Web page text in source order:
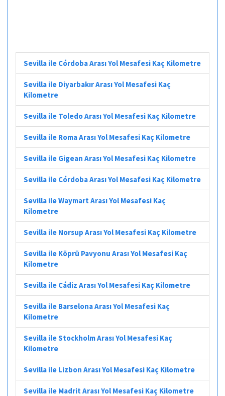
Sevilla ile Córdoba Arası Yol Mesafesi Kaç Kilometre
Sevilla ile Diyarbakır Arası Yol Mesafesi Kaç
Kilometre
Sevilla ile Toledo Arası Yol Mesafesi Kaç Kilometre
Sevilla ile Roma Arası Yol Mesafesi Kaç Kilometre
Sevilla ile Gigean Arası Yol Mesafesi Kaç Kilometre
Sevilla ile Córdoba Arası Yol Mesafesi Kaç Kilometre
Sevilla ile Waymart Arası Yol Mesafesi Kaç
Kilometre
Sevilla ile Norsup Arası Yol Mesafesi Kaç Kilometre
Sevilla ile Köprü Pavyonu Arası Yol Mesafesi Kaç
Kilometre
Sevilla ile Cádiz Arası Yol Mesafesi Kaç Kilometre
Sevilla ile Barselona Arası Yol Mesafesi Kaç
Kilometre
Sevilla ile Stockholm Arası Yol Mesafesi Kaç
Kilometre
Sevilla ile Lizbon Arası Yol Mesafesi Kaç Kilometre
Sevilla ile Madrit Arası Yol Mesafesi Kaç Kilometre